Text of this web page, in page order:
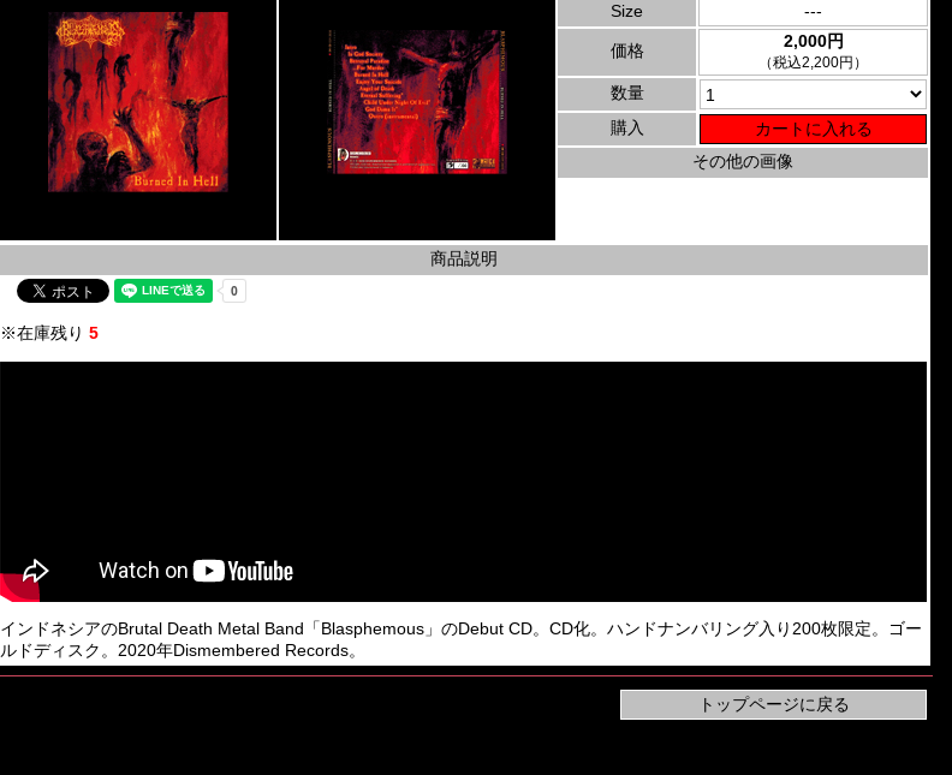
Size
---
価格 2,000円
（税込2,200円）
数量
購入
その他の画像
商品説明
※在庫残り 5
インドネシアのBrutal Death Metal Band「Blasphemous」のDebut CD。CD化。ハンドナンバリング入り200枚限定。ゴー
ルドディスク。2020年Dismembered Records。